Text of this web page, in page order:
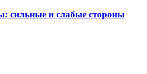
сильные и слабые стороны